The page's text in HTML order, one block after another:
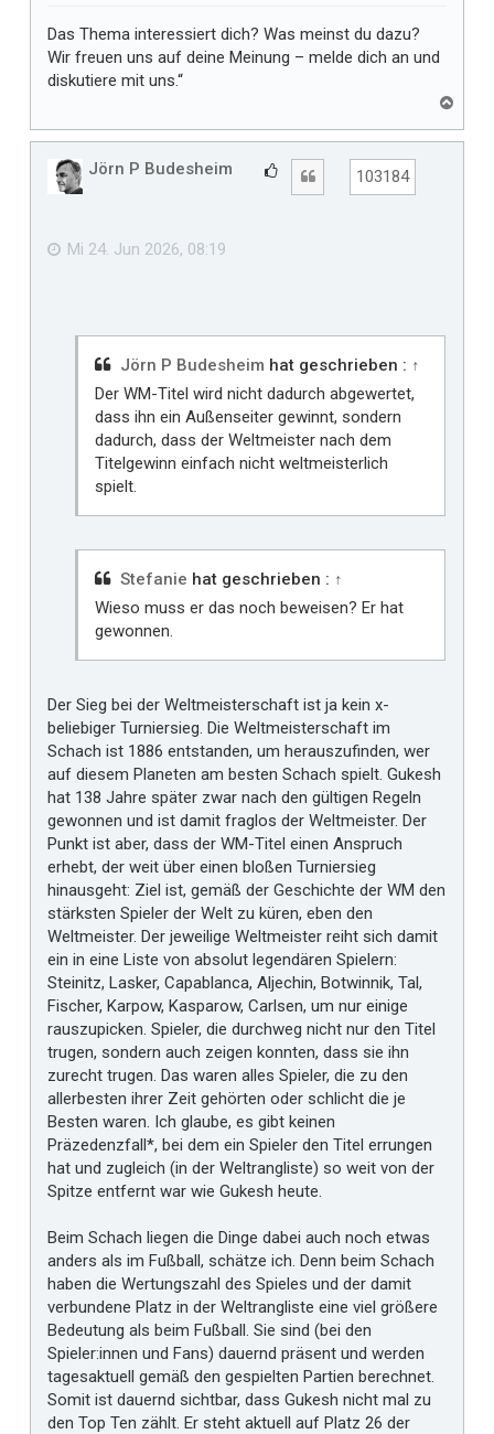
Das Thema interessiert dich? Was meinst du dazu?
Wir freuen uns auf deine Meinung – melde dich an und
diskutiere mit uns.“
c
Jörn P Budesheim
m
i
r
103184
Mi 24. Jun 2026, 08:19
Jörn P Budesheim hat geschrieben : ↑
Der WM-Titel wird nicht dadurch abgewertet,
dass ihn ein Außenseiter gewinnt, sondern
dadurch, dass der Weltmeister nach dem
Titelgewinn einfach nicht weltmeisterlich
spielt.
Stefanie hat geschrieben : ↑
Wieso muss er das noch beweisen? Er hat
gewonnen.
Der Sieg bei der Weltmeisterschaft ist ja kein x-
beliebiger Turniersieg. Die Weltmeisterschaft im
Schach ist 1886 entstanden, um herauszufinden, wer
auf diesem Planeten am besten Schach spielt. Gukesh
hat 138 Jahre später zwar nach den gültigen Regeln
gewonnen und ist damit fraglos der Weltmeister. Der
Punkt ist aber, dass der WM-Titel einen Anspruch
erhebt, der weit über einen bloßen Turniersieg
hinausgeht: Ziel ist, gemäß der Geschichte der WM den
stärksten Spieler der Welt zu küren, eben den
Weltmeister. Der jeweilige Weltmeister reiht sich damit
ein in eine Liste von absolut legendären Spielern:
Steinitz, Lasker, Capablanca, Aljechin, Botwinnik, Tal,
Fischer, Karpow, Kasparow, Carlsen, um nur einige
rauszupicken. Spieler, die durchweg nicht nur den Titel
trugen, sondern auch zeigen konnten, dass sie ihn
zurecht trugen. Das waren alles Spieler, die zu den
allerbesten ihrer Zeit gehörten oder schlicht die je
Besten waren. Ich glaube, es gibt keinen
Präzedenzfall*, bei dem ein Spieler den Titel errungen
hat und zugleich (in der Weltrangliste) so weit von der
Spitze entfernt war wie Gukesh heute.
Beim Schach liegen die Dinge dabei auch noch etwas
anders als im Fußball, schätze ich. Denn beim Schach
haben die Wertungszahl des Spieles und der damit
verbundene Platz in der Weltrangliste eine viel größere
Bedeutung als beim Fußball. Sie sind (bei den
Spieler:innen und Fans) dauernd präsent und werden
tagesaktuell gemäß den gespielten Partien berechnet.
Somit ist dauernd sichtbar, dass Gukesh nicht mal zu
den Top Ten zählt. Er steht aktuell auf Platz 26 der